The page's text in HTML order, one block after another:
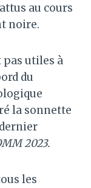
au cours
noire.
utiles à
du
la sonnette
2023.
les